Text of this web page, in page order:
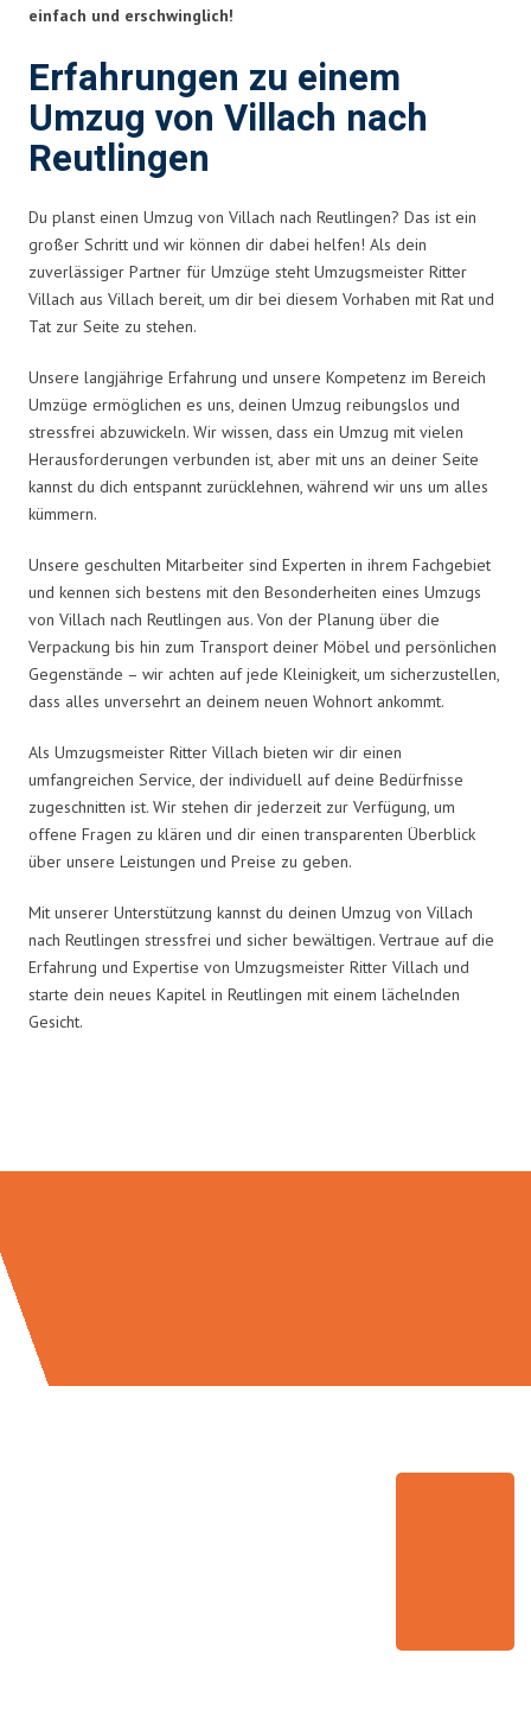
einfach und erschwinglich!
Erfahrungen zu einem
Umzug von Villach nach
Reutlingen
Du planst einen Umzug von Villach nach Reutlingen? Das ist ein
großer Schritt und wir können dir dabei helfen! Als dein
zuverlässiger Partner für Umzüge steht Umzugsmeister Ritter
Villach aus Villach bereit, um dir bei diesem Vorhaben mit Rat und
Tat zur Seite zu stehen.
Unsere langjährige Erfahrung und unsere Kompetenz im Bereich
Umzüge ermöglichen es uns, deinen Umzug reibungslos und
stressfrei abzuwickeln. Wir wissen, dass ein Umzug mit vielen
Herausforderungen verbunden ist, aber mit uns an deiner Seite
kannst du dich entspannt zurücklehnen, während wir uns um alles
kümmern.
Unsere geschulten Mitarbeiter sind Experten in ihrem Fachgebiet
und kennen sich bestens mit den Besonderheiten eines Umzugs
von Villach nach Reutlingen aus. Von der Planung über die
Verpackung bis hin zum Transport deiner Möbel und persönlichen
Gegenstände – wir achten auf jede Kleinigkeit, um sicherzustellen,
dass alles unversehrt an deinem neuen Wohnort ankommt.
Als Umzugsmeister Ritter Villach bieten wir dir einen
umfangreichen Service, der individuell auf deine Bedürfnisse
zugeschnitten ist. Wir stehen dir jederzeit zur Verfügung, um
offene Fragen zu klären und dir einen transparenten Überblick
über unsere Leistungen und Preise zu geben.
Mit unserer Unterstützung kannst du deinen Umzug von Villach
nach Reutlingen stressfrei und sicher bewältigen. Vertraue auf die
Erfahrung und Expertise von Umzugsmeister Ritter Villach und
starte dein neues Kapitel in Reutlingen mit einem lächelnden
Gesicht.